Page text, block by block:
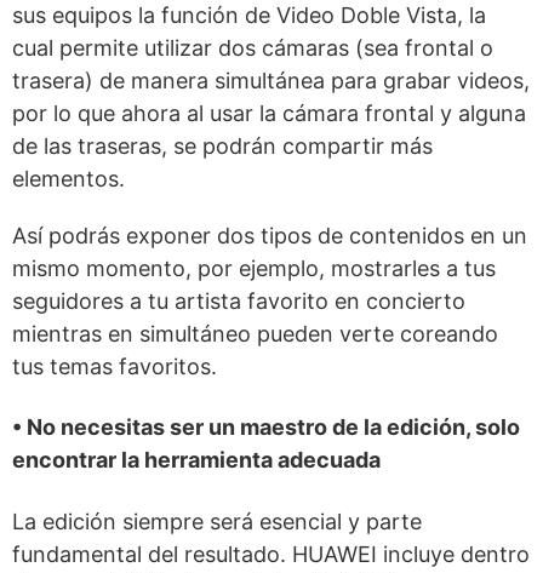
sus equipos la función de Video Doble Vista, la
cual permite utilizar dos cámaras (sea frontal o
trasera) de manera simultánea para grabar videos,
por lo que ahora al usar la cámara frontal y alguna
de las traseras, se podrán compartir más
elementos.
Así podrás exponer dos tipos de contenidos en un
mismo momento, por ejemplo, mostrarles a tus
seguidores a tu artista favorito en concierto
mientras en simultáneo pueden verte coreando
tus temas favoritos.
• No necesitas ser un maestro de la edición, solo
encontrar la herramienta adecuada
La edición siempre será esencial y parte
fundamental del resultado. HUAWEI incluye dentro